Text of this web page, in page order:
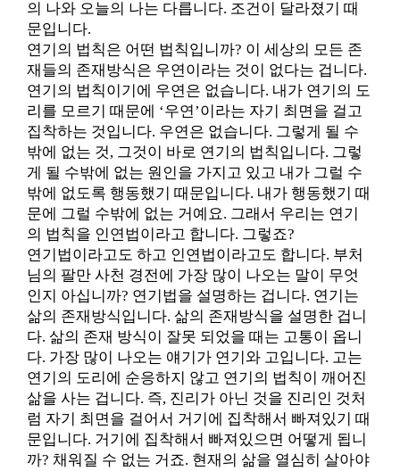
의 나와 오늘의 나는 다릅니다. 조건이 달라졌기 때
문입니다.
연기의 법칙은 어떤 법칙입니까? 이 세상의 모든 존
재들의 존재방식은 우연이라는 것이 없다는 겁니다.
연기의 법칙이기에 우연은 없습니다. 내가 연기의 도
리를 모르기 때문에 ‘우연’이라는 자기 최면을 걸고
집착하는 것입니다. 우연은 없습니다. 그렇게 될 수
밖에 없는 것, 그것이 바로 연기의 법칙입니다. 그렇
게 될 수밖에 없는 원인을 가지고 있고 내가 그럴 수
밖에 없도록 행동했기 때문입니다. 내가 행동했기 때
문에 그럴 수밖에 없는 거예요. 그래서 우리는 연기
의 법칙을 인연법이라고 합니다. 그렇죠?
연기법이라고도 하고 인연법이라고도 합니다. 부처
님의 팔만 사천 경전에 가장 많이 나오는 말이 무엇
인지 아십니까? 연기법을 설명하는 겁니다. 연기는
삶의 존재방식입니다. 삶의 존재방식을 설명한 겁니
다. 삶의 존재 방식이 잘못 되었을 때는 고통이 옵니
다. 가장 많이 나오는 얘기가 연기와 고입니다. 고는
연기의 도리에 순응하지 않고 연기의 법칙이 깨어진
삶을 사는 겁니다. 즉, 진리가 아닌 것을 진리인 것처
럼 자기 최면을 걸어서 거기에 집착해서 빠져있기 때
문입니다. 거기에 집착해서 빠져있으면 어떻게 됩니
까? 채워질 수 없는 거죠. 현재의 삶을 열심히 살아야